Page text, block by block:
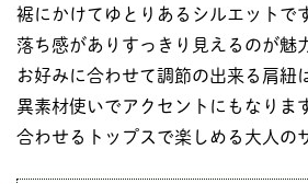
裾にかけてゆとりあるシルエットで
落ち感がありすっきり見えるのが魅
お好みに合わせて調節の出来る肩紐
異素材使いでアクセントにもなりま
合わせるトップスで楽しめる大人の